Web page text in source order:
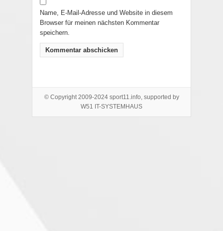
Name, E-Mail-Adresse und Website in diesem
Browser für meinen nächsten Kommentar
speichern.
© Copyright 2009-2024 sport11.info, supported by
W51 IT-SYSTEMHAUS